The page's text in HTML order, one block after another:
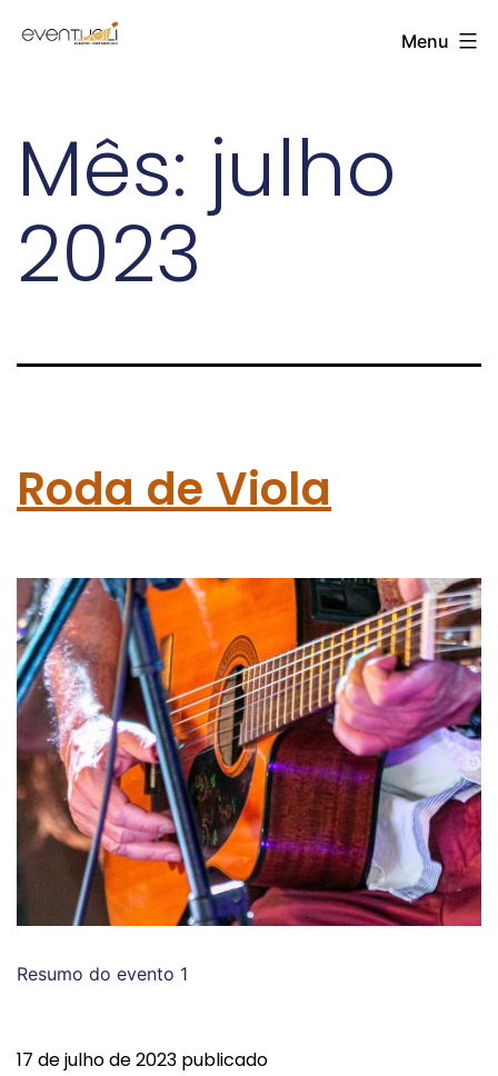
Menu
Mês: julho
2023
Roda de Viola
Resumo do evento 1
17 de julho de 2023 publicado